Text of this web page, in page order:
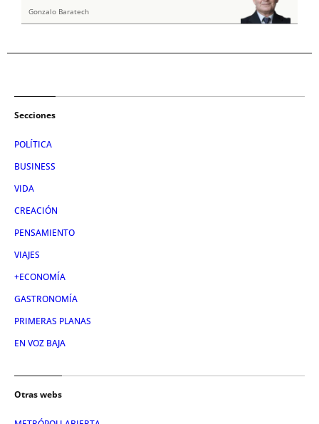
Gonzalo Baratech
Secciones
POLÍTICA
BUSINESS
VIDA
CREACIÓN
PENSAMIENTO
VIAJES
+ECONOMÍA
GASTRONOMÍA
PRIMERAS PLANAS
EN VOZ BAJA
Otras webs